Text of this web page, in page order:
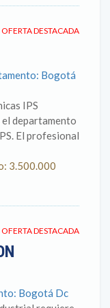
OFERTA DESTACADA
Bogotá
IPS
el departamento
El profesional
3.500.000
OFERTA DESTACADA
Bogotá Dc